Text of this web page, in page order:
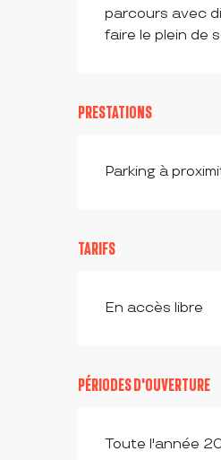
parcours avec
faire le plein de
PRESTATIONS
Parking à
TARIFS
En accès libre
PÉRIODES D'OUVERTURE
Toute l'année